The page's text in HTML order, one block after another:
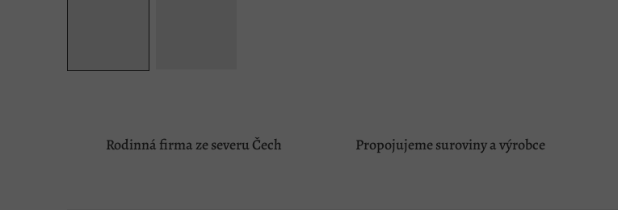
Rodinná firma ze severu Čech Propojujeme suroviny a výrobce